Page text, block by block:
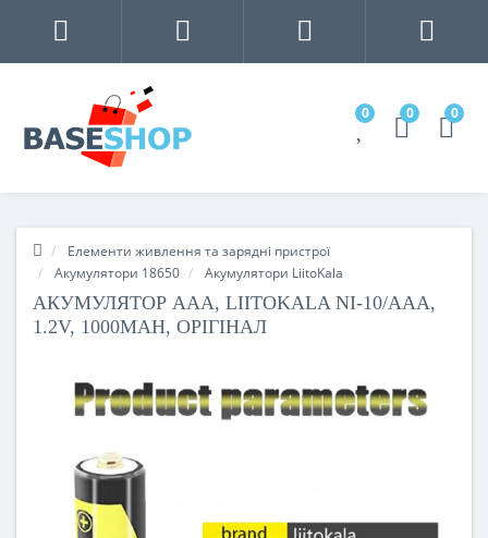
0 0 0
Елементи живлення та зарядні пристрої
Акумулятори 18650
Акумулятори LiitoKala
АКУМУЛЯТОР AAA, LIITOKALA NI-10/AAA,
1.2V, 1000MAH, ОРІГІНАЛ